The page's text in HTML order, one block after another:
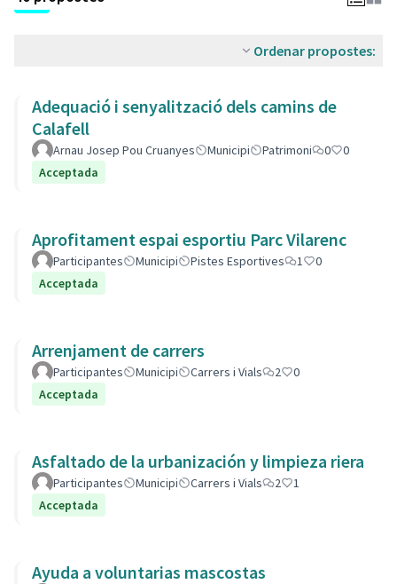
Ordenar propostes:
Adequació i senyalització dels camins de
Calafell
Arnau Josep Pou Cruanyes Municipi Patrimoni 0
0
Acceptada
Aprofitament espai esportiu Parc Vilarenc
Participantes Municipi Pistes Esportives 1
0
Acceptada
Arrenjament de carrers
Participantes Municipi Carrers i Vials 2
0
Acceptada
Asfaltado de la urbanización y limpieza riera
Participantes Municipi Carrers i Vials 2
1
Acceptada
Ayuda a voluntarias mascostas